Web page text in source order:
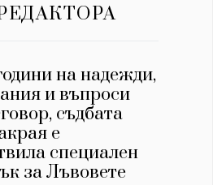
на надежди,
и въпроси
съдбата
е
специален
за Лъвовете